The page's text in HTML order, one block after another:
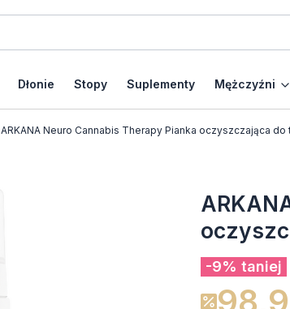
Dłonie Stopy Suplementy Mężczyźni
ARKANA Neuro Cannabis Therapy Pianka oczyszczająca do
-9% taniej